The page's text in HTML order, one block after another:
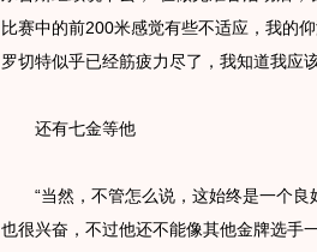
比赛中的前200米感觉有些不适应，我的
罗切特似乎已经筋疲力尽了，我知道我应
还有七金等他
“当然，不管怎么说，这始终是一个良
也很兴奋，不过他还不能像其他金牌选手